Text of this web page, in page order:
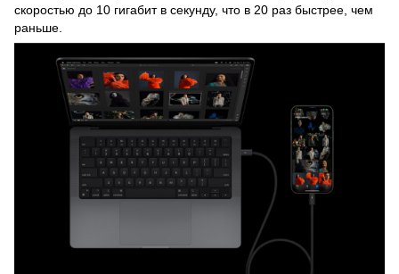
скоростью до 10 гигабит в секунду, что в 20 раз быстрее, чем
раньше.